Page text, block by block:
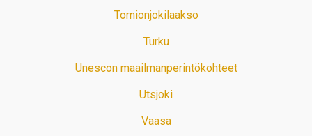
Tornionjokilaakso
Turku
Unescon maailmanperintökohteet
Utsjoki
Vaasa